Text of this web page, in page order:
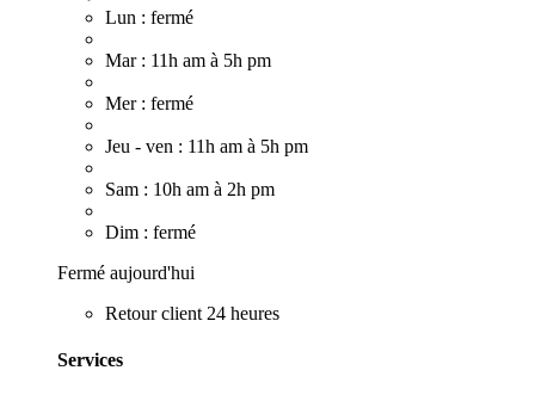
Lun : fermé
Mar : 11h am à 5h pm
Mer : fermé
Jeu - ven : 11h am à 5h pm
Sam : 10h am à 2h pm
Dim : fermé
Fermé aujourd'hui
Retour client 24 heures
Services